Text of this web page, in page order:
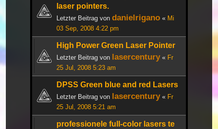
laser pointers.
Letzter Beitrag von danielrigano « Mi
03 Sep, 2008 4:22 pm
High Power Green Laser Pointer
Letzter Beitrag von lasercentury« Fr
25 Jul, 2008 5:23 am
DPSS Green blue and red Lasers
Letzter Beitrag von lasercentury« Fr
25 Jul, 2008 5:21 am
professionele full-color lasers te